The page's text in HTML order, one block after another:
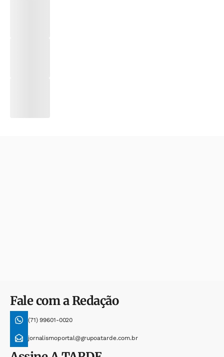
Fale com a Redação
(71) 99601-0020
jornalismoportal@grupoatarde.com.br